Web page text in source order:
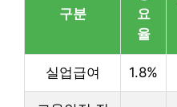
구분
요
율
실업급여 1.8%